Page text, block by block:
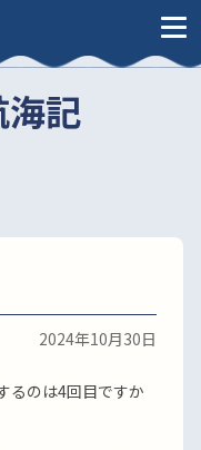
記
2024年10月30日
るのは4回目ですか